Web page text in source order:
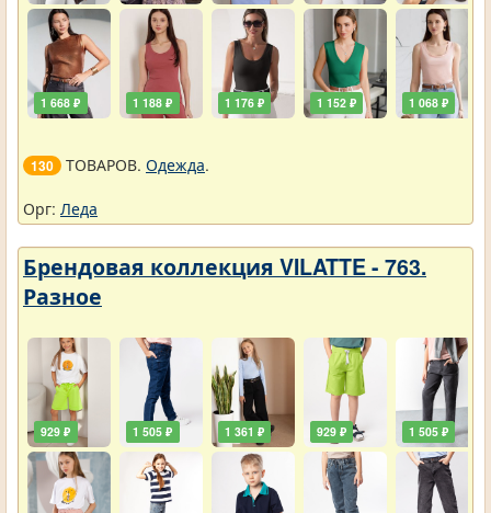
1 668 ₽ 1 188 ₽ 1 176 ₽ 1 152 ₽ 1 068 ₽
130 ТОВАРОВ. Одежда.
Орг: Леда
Брендовая коллекция VILATTE - 763.
Разное
929 ₽ 1 505 ₽ 1 361 ₽ 929 ₽ 1 505 ₽